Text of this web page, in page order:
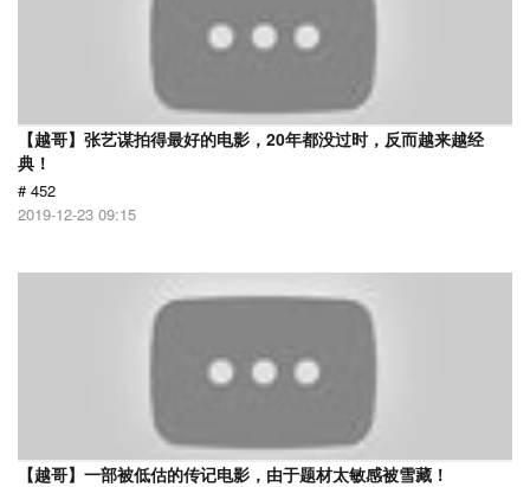
【越哥】张艺谋拍得最好的电影，20年都没过时，反而越来越经
典！
# 452
2019-12-23 09:15
【越哥】一部被低估的传记电影，由于题材太敏感被雪藏！